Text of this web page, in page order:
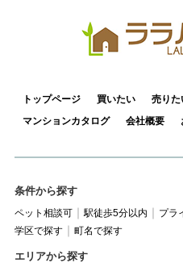
トップページ 買いたい 売りた
マンションカタログ
会社概要
条件から探す
ペット相談可 駅徒歩5分以内 プラ
学区で探す
町名で探す
エリアから探す